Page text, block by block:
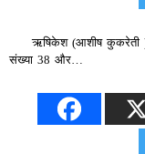
ऋषिकेश (आशीष कुकरेती )
संख्या 38 और…